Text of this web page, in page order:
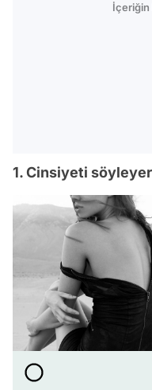
İçeriğin
1. Cinsiyeti